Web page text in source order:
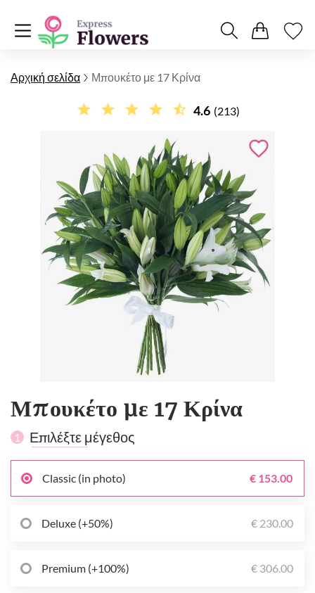
Αρχική σελίδα Μπουκέτο με 17 Κρίνα
4.6 (213)
Μπουκέτο με 17 Κρίνα
1 Επιλέξτε μέγεθος
Classic (in photo) € 153.00
Deluxe (+50%) € 230.00
Premium (+100%) € 306.00